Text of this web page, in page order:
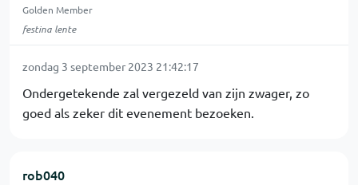
Golden Member
festina lente
zondag 3 september 2023 21:42:17
Ondergetekende zal vergezeld van zijn zwager, zo
goed als zeker dit evenement bezoeken.
rob040